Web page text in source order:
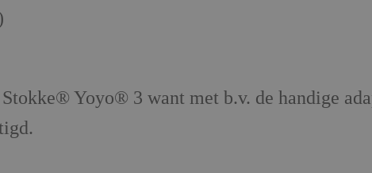
Yoyo® 3 want met b.v. de handige